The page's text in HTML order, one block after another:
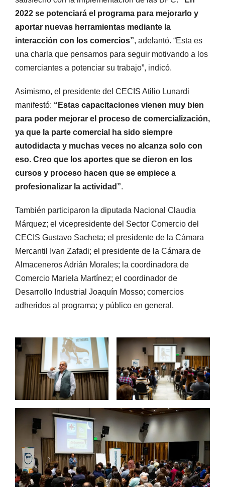
2022 se potenciará el programa para mejorarlo y
aportar nuevas herramientas mediante la
interacción con los comercios”, adelantó. “Esta es
una charla que pensamos para seguir motivando a los
comerciantes a potenciar su trabajo”, indicó.
Asimismo, el presidente del CECIS Atilio Lunardi
manifestó: “Estas capacitaciones vienen muy bien
para poder mejorar el proceso de comercialización,
ya que la parte comercial ha sido siempre
autodidacta y muchas veces no alcanza solo con
eso. Creo que los aportes que se dieron en los
cursos y proceso hacen que se empiece a
profesionalizar la actividad”.
También participaron la diputada Nacional Claudia
Márquez; el vicepresidente del Sector Comercio del
CECIS Gustavo Sacheta; el presidente de la Cámara
Mercantil Ivan Zafadi; el presidente de la Cámara de
Almaceneros Adrián Morales; la coordinadora de
Comercio Mariela Martínez; el coordinador de
Desarrollo Industrial Joaquín Mosso; comercios
adheridos al programa; y público en general.